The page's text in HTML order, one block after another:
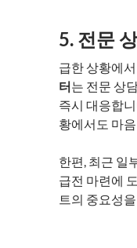
5. 전문
급한 상황에
터는 전문 상
즉시 대응합
황에서도 마
한편, 최근 일
급전 마련에
트의 중요성